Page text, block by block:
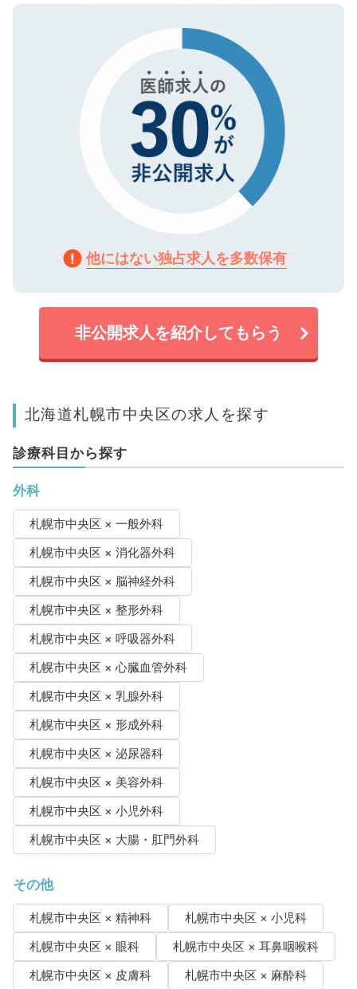
で、機密保持に関してもご安心ください。
ので、まずはご登録ください。
他にはない独占求人を多数保有
非公開求人を紹介してもらう
北海道札幌市中央区の求人を探す
診療科目から探す
外科
札幌市中央区 × 一般外科
札幌市中央区 × 消化器外科
札幌市中央区 × 脳神経外科
札幌市中央区 × 整形外科
札幌市中央区 × 呼吸器外科
札幌市中央区 × 心臓血管外科
札幌市中央区 × 乳腺外科
札幌市中央区 × 形成外科
札幌市中央区 × 泌尿器科
札幌市中央区 × 美容外科
札幌市中央区 × 小児外科
札幌市中央区 × 大腸・肛門外科
その他
札幌市中央区 × 精神科
札幌市中央区 × 小児科
札幌市中央区 × 眼科
札幌市中央区 × 耳鼻咽喉科
札幌市中央区 × 皮膚科
札幌市中央区 × 麻酔科